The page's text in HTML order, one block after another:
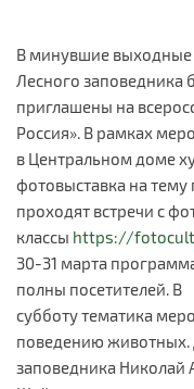
В минувшие выходные
Лесного заповедника
приглашены на
Россия». В рамках
в Центральном доме
фотовыставка на
проходят встречи с
классы https://
30-31 марта
полны посетителей. В
субботу тематика
поведению животных.
заповедника Николай